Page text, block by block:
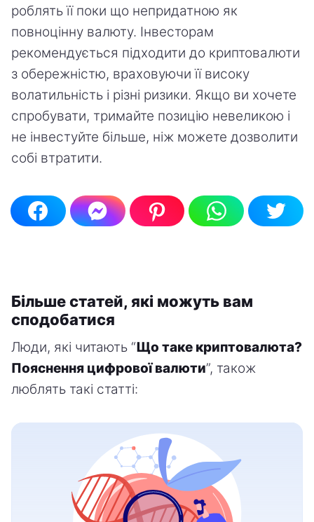
роблять її поки що непридатною як
повноцінну валюту. Інвесторам
рекомендується підходити до криптовалюти
з обережністю, враховуючи її високу
волатильність і різні ризики. Якщо ви хочете
спробувати, тримайте позицію невеликою і
не інвестуйте більше, ніж можете дозволити
собі втратити.
Більше статей, які можуть вам
сподобатися
Люди, які читають “Що таке криптовалюта?
Пояснення цифрової валюти”, також
люблять такі статті: